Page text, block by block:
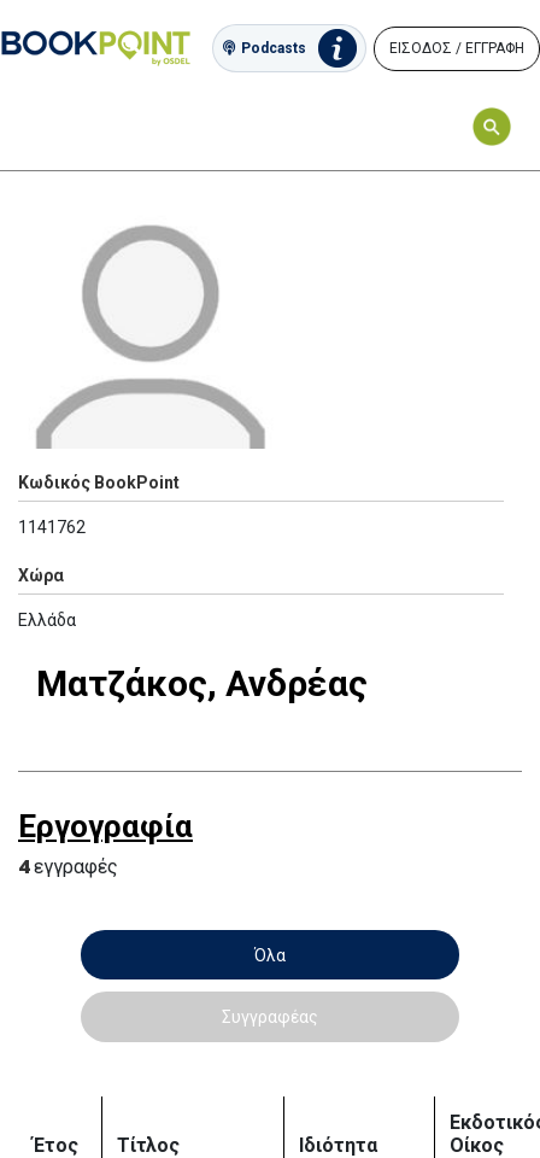
Podcasts ΕΙΣΟΔΟΣ / ΕΓΓΡΑΦΗ
Κωδικός BookPoint
1141762
Χώρα
Ελλάδα
Ματζάκος, Ανδρέας
Εργογραφία
4εγγραφές
Όλα
Συγγραφέας
Έτος Τίτλος Ιδιότητα
Οίκος